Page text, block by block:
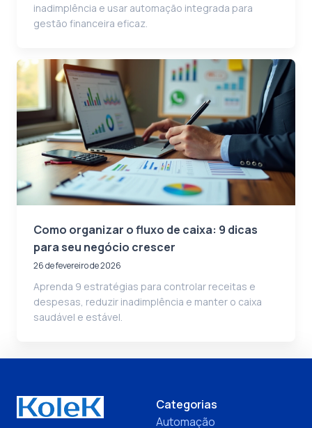
inadimplência e usar automação integrada para
gestão financeira eficaz.
Como organizar o fluxo de caixa: 9 dicas
para seu negócio crescer
26 de fevereiro de 2026
Aprenda 9 estratégias para controlar receitas e
despesas, reduzir inadimplência e manter o caixa
saudável e estável.
Categorias
Automação